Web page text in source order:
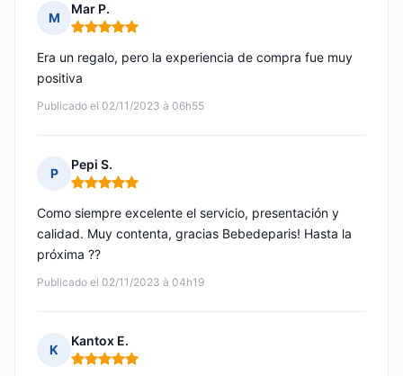
M
Mar P.
Nota: 5 de 5
Publicado el 02/11/2023 à 06h55
Era un regalo, pero la experiencia de compra fue muy
positiva
P
Pepi S.
Nota: 5 de 5
Publicado el 02/11/2023 à 04h19
Como siempre excelente el servicio, presentación y
calidad. Muy contenta, gracias Bebedeparis! Hasta la
próxima ??
K
Kantox E.
Nota: 5 de 5